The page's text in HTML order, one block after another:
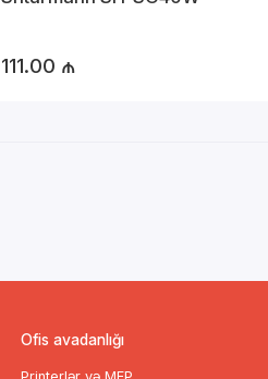
111.00 ₼
Ofis avadanlığı